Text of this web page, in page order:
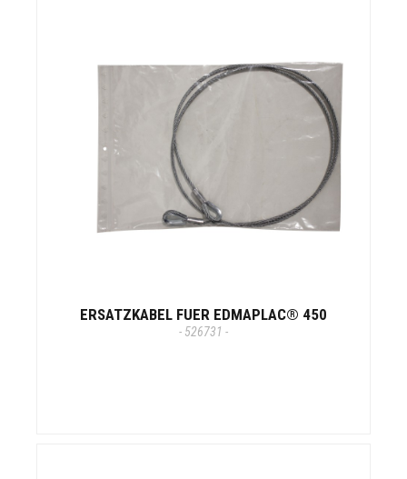
ERSATZKABEL FUER EDMAPLAC® 450
- 526731 -